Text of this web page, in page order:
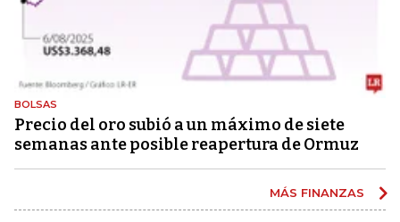
BOLSAS
Precio del oro subió a un máximo de siete
semanas ante posible reapertura de Ormuz
MÁS FINANZAS